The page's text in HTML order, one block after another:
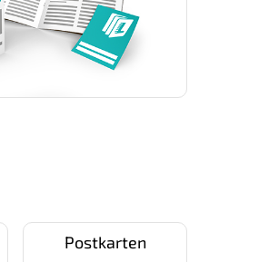
Postkarten